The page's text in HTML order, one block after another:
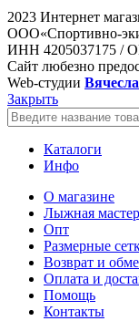
2023 Интернет
ООО«Спортивно-
ИНН 4205037175 /
Сайт любезно
Web-студии
Закрыть
Каталоги
Инфо
О магазине
Лыжная
Опт
Размерные
Возврат и
Оплата и
Помощь
Контакты